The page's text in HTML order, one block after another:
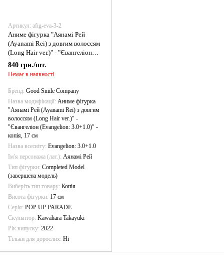
Артикул: afig-eva-3-2
Аниме фігурка "Аянамі Рей
(Ayanami Rei) з довгим волоссям
(Long Hair ver.)" - "Євангеліон
(Evangelion: 3.0+1.0)" - копія, 17
см
840 грн./шт.
Немає в наявності
Бренд Good Smile Company
Назва модифікації Аниме фігурка
"Аянамі Рей (Ayanami Rei) з довгим
волоссям (Long Hair ver.)" -
"Євангеліон (Evangelion: 3.0+1.0)" -
копія, 17 см
Назва всесвіту Evangelion: 3.0+1.0
Ім'я персонажа (лат.) Аянамі Рей
Тип фігурки Completed Model
(завершена модель)
Виберіть тип товару Копія
Висота фігурки 17 см
Серія POP UP PARADE
Скульптор Kawahara Takayuki
Рік випуску 2022
Тільки для дорослих Ні